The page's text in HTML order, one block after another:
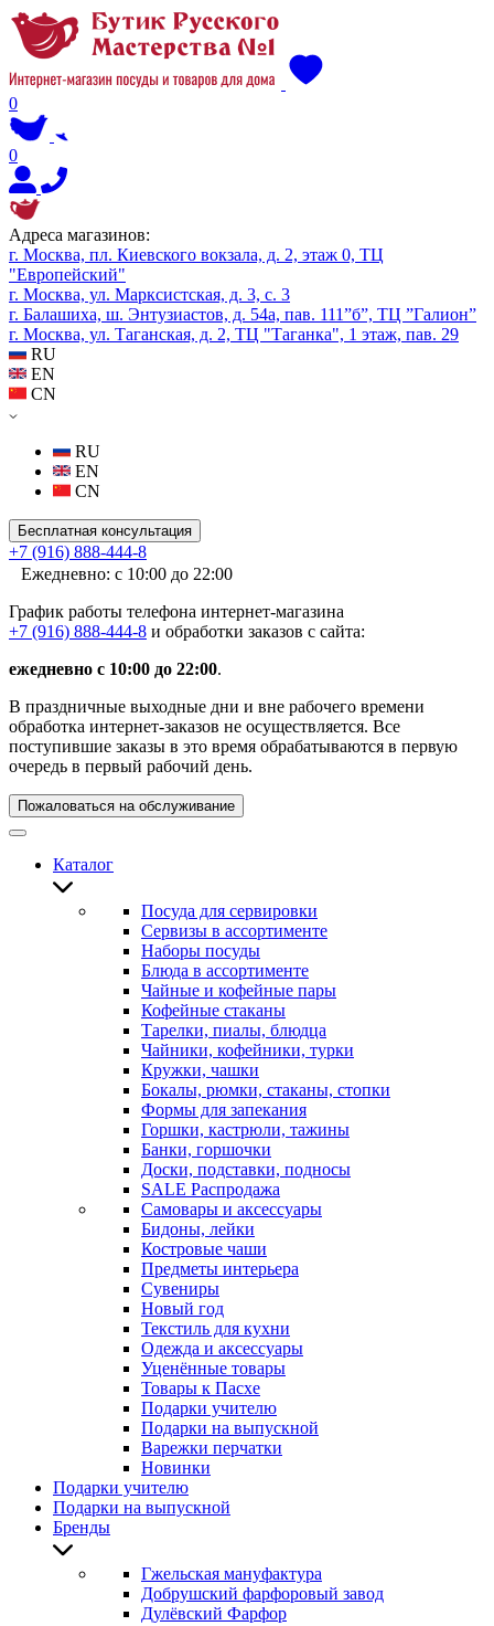
0
0
Адреса магазинов:
г. Москва, пл. Киевского вокзала, д. 2, этаж 0, ТЦ
"Европейский"
г. Москва, ул. Марксистская, д. 3, с. 3
г. Балашиха, ш. Энтузиастов, д. 54а, пав. 111”б”, ТЦ ”Галион”
г. Москва, ул. Таганская, д. 2, ТЦ "Таганка", 1 этаж, пав. 29
RU
EN
CN
RU
EN
CN
Бесплатная консультация
+7 (916) 888-444-8
Ежедневно: с 10:00 до 22:00
График работы телефона интернет-магазина
+7 (916) 888-444-8 и обработки заказов с сайта:
ежедневно с 10:00 до 22:00.
В праздничные выходные дни и вне рабочего времени
обработка интернет-заказов не осуществляется. Все
поступившие заказы в это время обрабатываются в первую
очередь в первый рабочий день.
Пожаловаться на обслуживание
Каталог
Посуда для сервировки
Сервизы в ассортименте
Наборы посуды
Блюда в ассортименте
Чайные и кофейные пары
Кофейные стаканы
Тарелки, пиалы, блюдца
Чайники, кофейники, турки
Кружки, чашки
Бокалы, рюмки, стаканы, стопки
Формы для запекания
Горшки, кастрюли, тажины
Банки, горшочки
Доски, подставки, подносы
SALE Распродажа
Самовары и аксессуары
Бидоны, лейки
Костровые чаши
Предметы интерьера
Сувениры
Новый год
Текстиль для кухни
Одежда и аксессуары
Уценённые товары
Товары к Пасхе
Подарки учителю
Подарки на выпускной
Варежки перчатки
Новинки
Подарки учителю
Подарки на выпускной
Бренды
Гжельская мануфактура
Добрушский фарфоровый завод
Дулёвский Фарфор